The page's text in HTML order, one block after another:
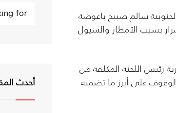
سالم صبيح باعوضة
بسبب الأمطار والسيول
رئيس اللجنة المكلفة من
على أبرز ما تضمنه
Search
أحدث